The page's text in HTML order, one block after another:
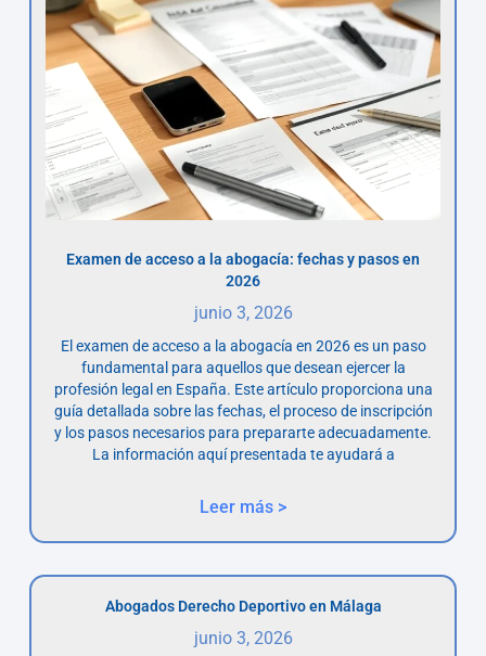
Examen de acceso a la abogacía: fechas y pasos en
2026
junio 3, 2026
El examen de acceso a la abogacía en 2026 es un paso
fundamental para aquellos que desean ejercer la
profesión legal en España. Este artículo proporciona una
guía detallada sobre las fechas, el proceso de inscripción
y los pasos necesarios para prepararte adecuadamente.
La información aquí presentada te ayudará a
Leer más >
Abogados Derecho Deportivo en Málaga
junio 3, 2026